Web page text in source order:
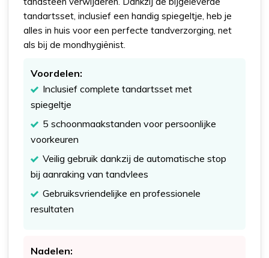
tandartsset, inclusief een handig spiegeltje, heb je
alles in huis voor een perfecte tandverzorging, net
als bij de mondhygiënist.
Voordelen:
Inclusief complete tandartsset met
spiegeltje
5 schoonmaakstanden voor persoonlijke
voorkeuren
Veilig gebruik dankzij de automatische stop
bij aanraking van tandvlees
Gebruiksvriendelijke en professionele
resultaten
Nadelen: